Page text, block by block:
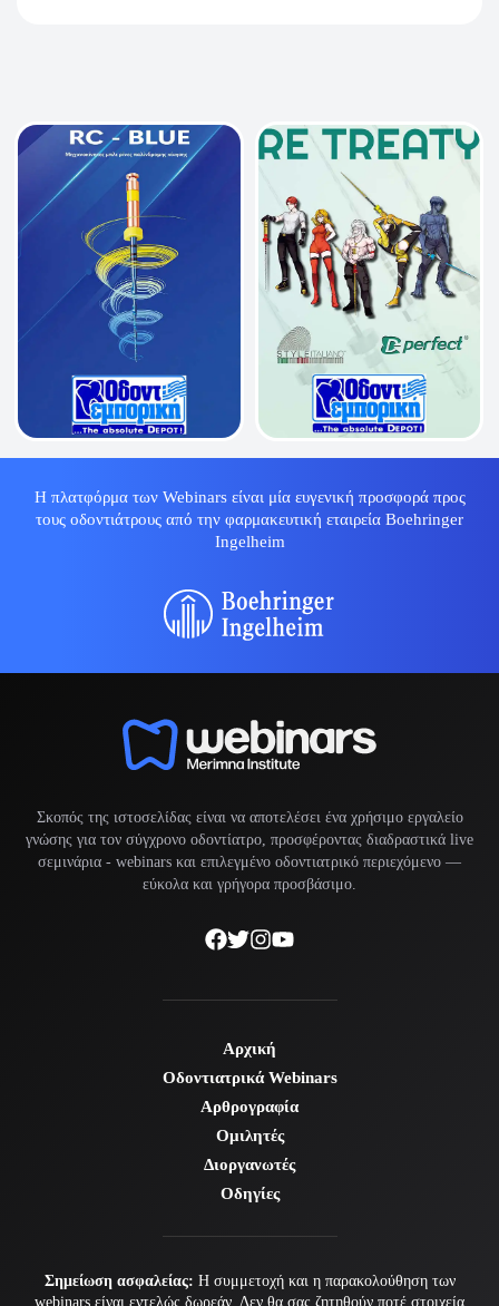
Η πλατφόρμα των Webinars είναι μία ευγενική προσφορά προς
τους οδοντιάτρους από την φαρμακευτική εταιρεία Boehringer
Ingelheim
Σκοπός της ιστοσελίδας είναι να αποτελέσει ένα χρήσιμο εργαλείο
γνώσης για τον σύγχρονο οδοντίατρο, προσφέροντας διαδραστικά live
σεμινάρια - webinars και επιλεγμένο οδοντιατρικό περιεχόμενο —
εύκολα και γρήγορα προσβάσιμο.
Αρχική
Οδοντιατρικά Webinars
Αρθρογραφία
Ομιλητές
Διοργανωτές
Οδηγίες
Σημείωση ασφαλείας: Η συμμετοχή και η παρακολούθηση των
webinars είναι εντελώς δωρεάν. Δεν θα σας ζητηθούν ποτέ στοιχεία